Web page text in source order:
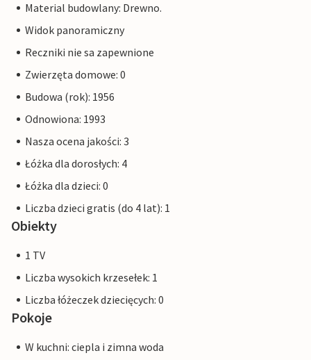
Material budowlany: Drewno.
Widok panoramiczny
Reczniki nie sa zapewnione
Zwierzęta domowe: 0
Budowa (rok): 1956
Odnowiona: 1993
Nasza ocena jakości: 3
Łóżka dla dorosłych: 4
Łóżka dla dzieci: 0
Liczba dzieci gratis (do 4 lat): 1
Obiekty
1 TV
Liczba wysokich krzesełek: 1
Liczba łóżeczek dziecięcych: 0
Pokoje
W kuchni: ciepla i zimna woda